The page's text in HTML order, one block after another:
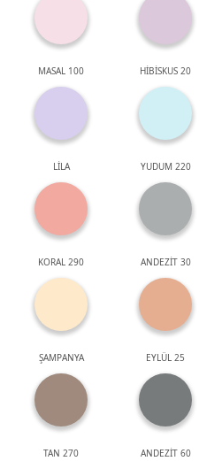
MASAL 100 HİBİSKUS 20
LİLA YUDUM 220
KORAL 290 ANDEZİT 30
ŞAMPANYA EYLÜL 25
TAN 270 ANDEZİT 60